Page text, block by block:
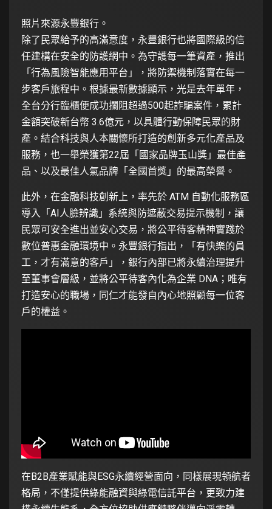
照片來源永豐銀行。
除了民眾給予的高滿意度，永豐銀行也將國際級的信
任建構在安全的防護網中。為守護每一筆資產，推出
「行為風險智能應用平台」，將防禦機制落實在每一
步客戶旅程中。根據最新數據顯示，光是去年單年，
全台分行臨櫃便成功攔阻超過500起詐騙案件，累計
金額突破新台幣 3.6億元，以具體行動保障民眾的財
產。結合科技與人本關懷所打造的創新多元化產品及
服務，也一舉榮獲第22屆「國家品牌玉山獎」最佳產
品、以及最佳人氣品牌「全國首獎」的最高榮譽。
此外，在金融科技創新上，率先於 ATM 自動化服務區
導入「AI人臉辨識」系統與防遮蔽交易提示機制，讓
民眾可安全進出並安心交易，將公平待客精神實踐於
數位普惠金融環境中。永豐銀行指出，「有快樂的員
工，才有滿意的客戶」，銀行內部已將永續治理提升
至董事會層級，並將公平待客內化為企業 DNA；唯有
打造安心的職場，同仁才能發自內心地照顧每一位客
戶的權益。
在B2B產業賦能與ESG永續經營面向，同樣展現領航者
格局，不僅提供綠能融資與綠電信託平台，更致力建